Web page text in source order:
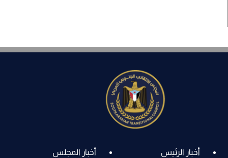
أخبار الرئيس أخبار المجلس